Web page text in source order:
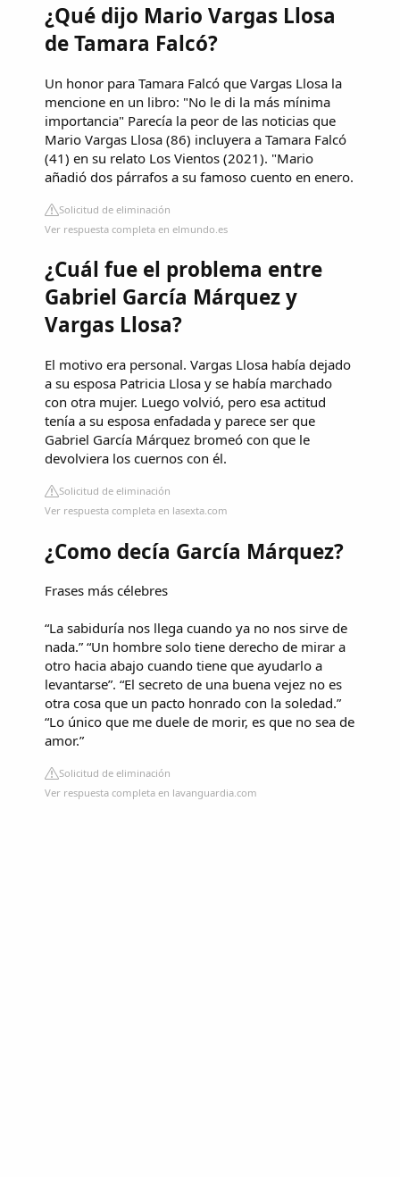
¿Qué dijo Mario Vargas Llosa
de Tamara Falcó?
Un honor para Tamara Falcó que Vargas Llosa la
mencione en un libro: "No le di la más mínima
importancia" Parecía la peor de las noticias que
Mario Vargas Llosa (86) incluyera a Tamara Falcó
(41) en su relato Los Vientos (2021). "Mario
añadió dos párrafos a su famoso cuento en enero.
Solicitud de eliminación
Ver respuesta completa en elmundo.es
¿Cuál fue el problema entre
Gabriel García Márquez y
Vargas Llosa?
El motivo era personal. Vargas Llosa había dejado
a su esposa Patricia Llosa y se había marchado
con otra mujer. Luego volvió, pero esa actitud
tenía a su esposa enfadada y parece ser que
Gabriel García Márquez bromeó con que le
devolviera los cuernos con él.
Solicitud de eliminación
Ver respuesta completa en lasexta.com
¿Como decía García Márquez?
Frases más célebres
“La sabiduría nos llega cuando ya no nos sirve de
nada.” “Un hombre solo tiene derecho de mirar a
otro hacia abajo cuando tiene que ayudarlo a
levantarse”. “El secreto de una buena vejez no es
otra cosa que un pacto honrado con la soledad.”
“Lo único que me duele de morir, es que no sea de
amor.”
Solicitud de eliminación
Ver respuesta completa en lavanguardia.com